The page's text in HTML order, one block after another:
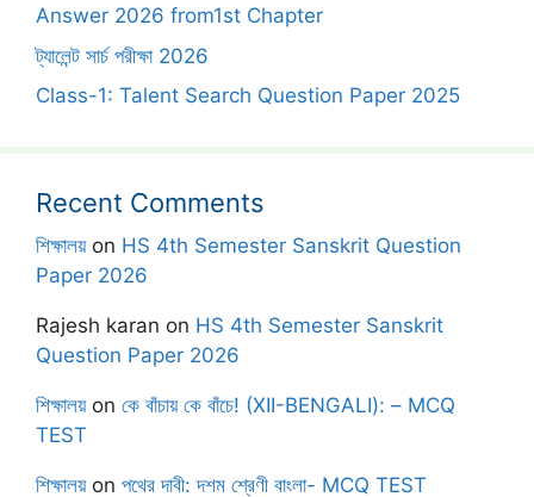
Answer 2026 from1st Chapter
ট্যালেন্ট সার্চ পরীক্ষা 2026
Class-1: Talent Search Question Paper 2025
Recent Comments
শিক্ষালয়on HS 4th Semester Sanskrit Question
Paper 2026
Rajesh karan on HS 4th Semester Sanskrit
Question Paper 2026
শিক্ষালয়on কে বাঁচায় কে বাঁচে! (XII-BENGALI): – MCQ
TEST
শিক্ষালয়on পথের দাবী: দশম শ্রেণী বাংলা- MCQ TEST